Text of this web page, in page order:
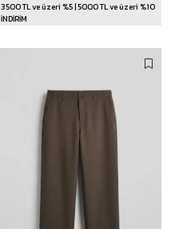
3500 TL ve üzeri %5 | 5000 TL ve üzeri %10
İNDİRİM